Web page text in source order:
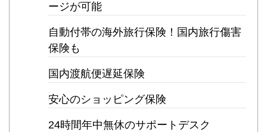
ージが可能
自動付帯の海外旅行保険！国内旅行傷害
保険も
国内渡航便遅延保険
安心のショッピング保険
24時間年中無休のサポートデスク